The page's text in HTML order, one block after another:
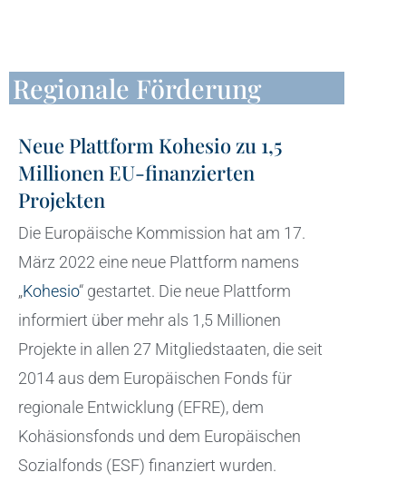
Regionale Förderung
Neue Plattform Kohesio zu 1,5
Millionen EU-finanzierten
Projekten
Die Europäische Kommission hat am 17.
März 2022 eine neue Plattform namens
„Kohesio“ gestartet. Die neue Plattform
informiert über mehr als 1,5 Millionen
Projekte in allen 27 Mitgliedstaaten, die seit
2014 aus dem Europäischen Fonds für
regionale Entwicklung (EFRE), dem
Kohäsionsfonds und dem Europäischen
Sozialfonds (ESF) finanziert wurden.